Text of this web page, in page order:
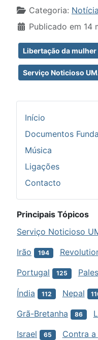
Detalhes
Categoria:
Publicado em 14
Libertação da mulher
Serviço Noticioso
Início
Documentos
Música
Ligações
Contacto
Principais Tópicos
Serviço Noticioso
Irão 194
Portugal 125
Índia 112 Nepal
Grã-Bretanha 86
Israel 65 Contra